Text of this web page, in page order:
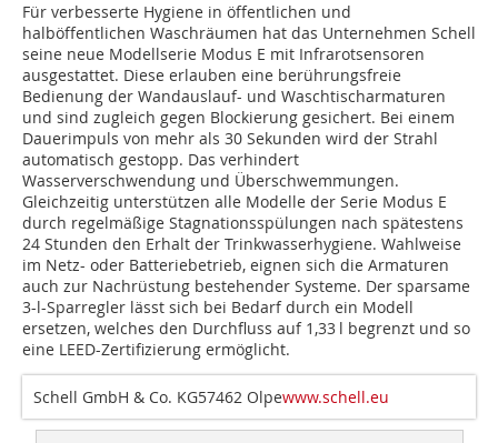
Für verbesserte Hygiene in öffentlichen und
halböffentlichen Waschräumen hat das Unternehmen Schell
seine neue Modellserie Modus E mit Infrarotsensoren
ausgestattet. Diese erlauben eine berührungsfreie
Bedienung der Wandauslauf- und Waschtischarmaturen
und sind zugleich gegen Blockierung gesichert. Bei einem
Dauerimpuls von mehr als 30 Sekunden wird der Strahl
automatisch gestopp. Das verhindert
Wasserverschwendung und Überschwemmungen.
Gleichzeitig unterstützen alle Modelle der Serie Modus E
durch regelmäßige Stagnationsspülungen nach spätestens
24 Stunden den Erhalt der Trinkwasserhygiene. Wahlweise
im Netz- oder Batteriebetrieb, eignen sich die Armaturen
auch zur Nachrüstung bestehender Systeme. Der sparsame
3-l-Sparregler lässt sich bei Bedarf durch ein Modell
ersetzen, welches den Durchfluss auf 1,33 l begrenzt und so
eine LEED-Zertifizierung ermöglicht.
Schell GmbH & Co. KG57462 Olpewww.schell.eu